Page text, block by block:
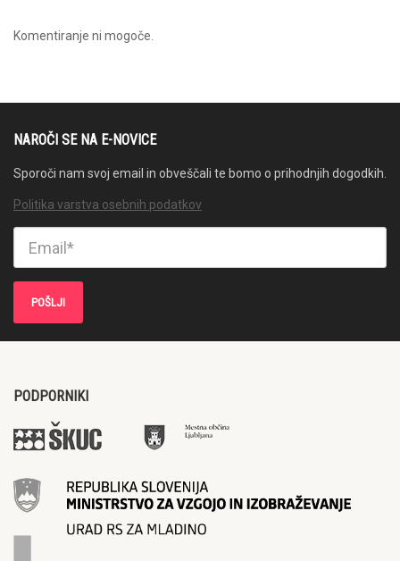
Komentiranje ni mogoče.
NAROČI SE NA E-NOVICE
Sporoči nam svoj email in obveščali te bomo o prihodnjih dogodkih.
Politika varstva osebnih podatkov
PODPORNIKI